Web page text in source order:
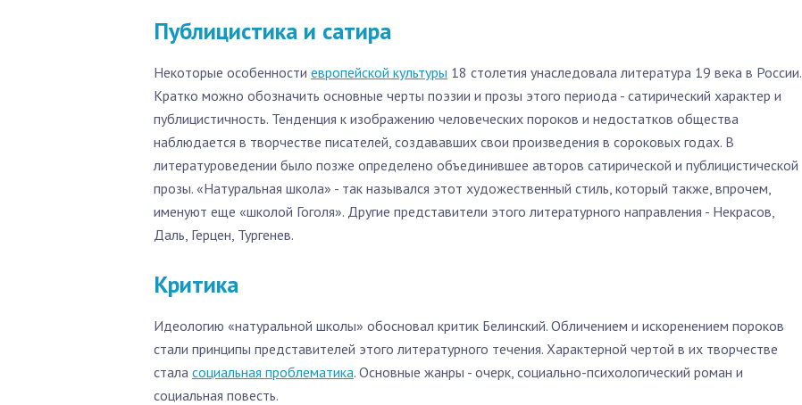
Публицистика и сатира
Некоторые особенности европейской культуры 18 столетия унаследовала литература 19 века в России.
Кратко можно обозначить основные черты поэзии и прозы этого периода - сатирический характер и
публицистичность. Тенденция к изображению человеческих пороков и недостатков общества
наблюдается в творчестве писателей, создававших свои произведения в сороковых годах. В
литературоведении было позже определено объединившее авторов сатирической и публицистической
прозы. «Натуральная школа» - так назывался этот художественный стиль, который также, впрочем,
именуют еще «школой Гоголя». Другие представители этого литературного направления - Некрасов,
Даль, Герцен, Тургенев.
Критика
Идеологию «натуральной школы» обосновал критик Белинский. Обличением и искоренением пороков
стали принципы представителей этого литературного течения. Характерной чертой в их творчестве
стала социальная проблематика. Основные жанры - очерк, социально-психологический роман и
социальная повесть.